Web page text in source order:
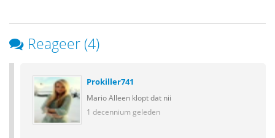
Reageer (4)
Prokiller741
Mario Alleen klopt dat nii
1 decennium geleden